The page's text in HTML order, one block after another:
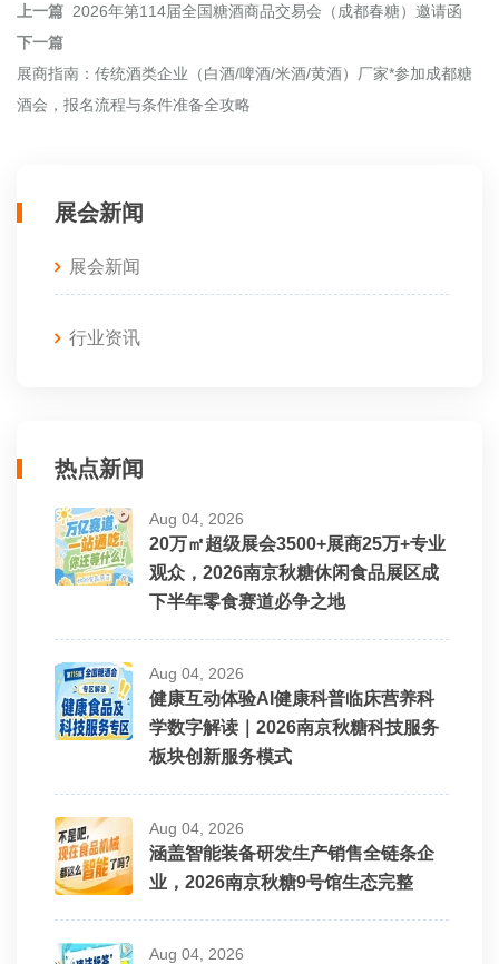
上一篇 2026年第114届全国糖酒商品交易会（成都春糖）邀请函
下一篇
展商指南：传统酒类企业（白酒/啤酒/米酒/黄酒）厂家*参加成都糖
酒会，报名流程与条件准备全攻略
展会新闻
展会新闻
行业资讯
热点新闻
Aug 04, 2026
20万㎡超级展会3500+展商25万+专业
观众，2026南京秋糖休闲食品展区成
下半年零食赛道必争之地
Aug 04, 2026
健康互动体验AI健康科普临床营养科
学数字解读｜2026南京秋糖科技服务
板块创新服务模式
Aug 04, 2026
涵盖智能装备研发生产销售全链条企
业，2026南京秋糖9号馆生态完整
Aug 04, 2026